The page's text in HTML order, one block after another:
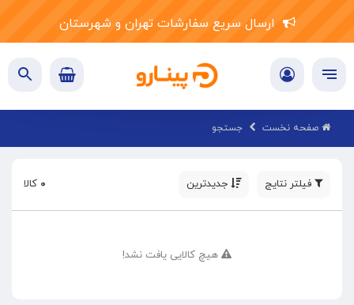
ارسال سریع سفارشات تهران و شهرستان
صفحه نخست جستجو
فیلتر نتایج جدیدترین ۰ کالا
هیچ کالایی یافت نشد!